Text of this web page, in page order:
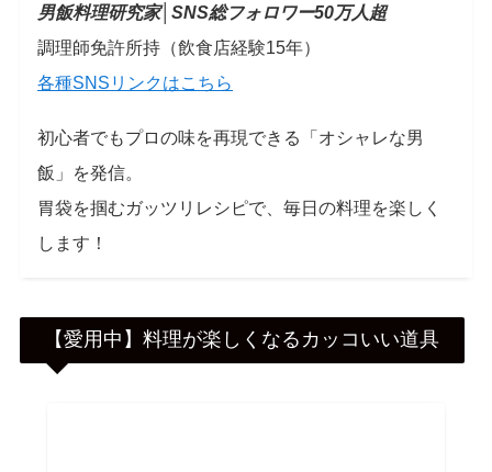
男飯料理研究家│SNS総フォロワー50万人超
調理師免許所持（飲食店経験15年）
各種SNSリンクはこちら
初心者でもプロの味を再現できる「オシャレな男
飯」を発信。
胃袋を掴むガッツリレシピで、毎日の料理を楽しく
します！
【愛用中】料理が楽しくなるカッコいい道具